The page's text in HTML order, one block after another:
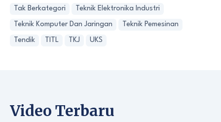
Tak Berkategori Teknik Elektronika Industri
Teknik Komputer Dan Jaringan Teknik Pemesinan
Tendik TITL TKJ UKS
Video Terbaru